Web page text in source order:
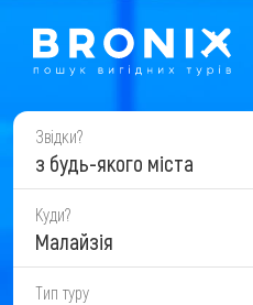
Звідки?
з будь-якого міста
Куди?
Малайзія
Тип туру